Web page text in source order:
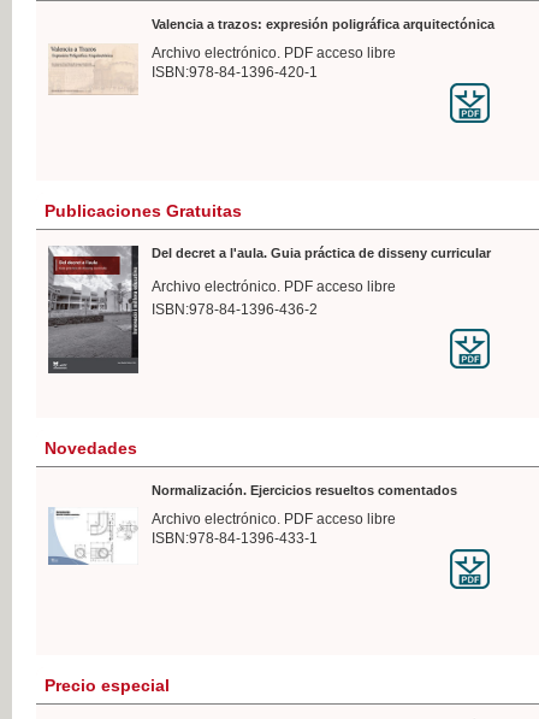
Valencia a trazos: expresión poligráfica arquitectónica
Archivo electrónico. PDF acceso libre
ISBN:978-84-1396-420-1
Publicaciones Gratuitas
Del decret a l'aula. Guia práctica de disseny curricular
Archivo electrónico. PDF acceso libre
ISBN:978-84-1396-436-2
Novedades
Normalización. Ejercicios resueltos comentados
Archivo electrónico. PDF acceso libre
ISBN:978-84-1396-433-1
Precio especial